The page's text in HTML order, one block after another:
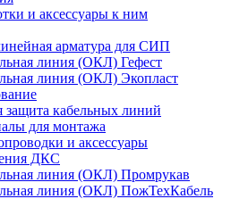
и аксессуары к ним
арматура для СИП
линия (ОКЛ) Гефест
линия (ОКЛ) Экопласт
кабельных линий
для монтажа
и аксессуары
ДКС
линия (ОКЛ) Промрукав
линия (ОКЛ) ПожТехКабель